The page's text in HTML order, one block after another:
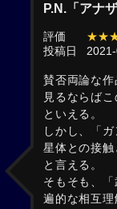
P.N.「アナ
評価
投稿日
賛否両論な
見るならば
といえる。
しかし、「
星体との接
と言える。
そもそも、
遍的な相互